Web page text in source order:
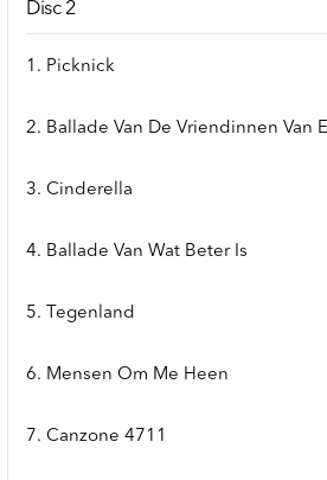
Disc 2
1. Picknick
2. Ballade Van De Vriendinnen Van
3. Cinderella
4. Ballade Van Wat Beter Is
5. Tegenland
6. Mensen Om Me Heen
7. Canzone 4711